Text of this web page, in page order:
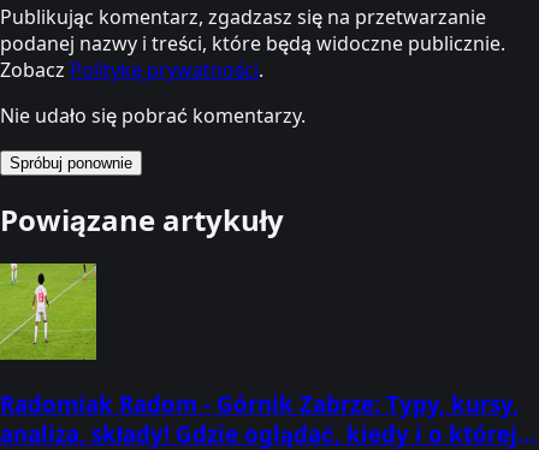
Publikując komentarz, zgadzasz się na przetwarzanie
podanej nazwy i treści, które będą widoczne publicznie.
Zobacz Politykę prywatności.
Nie udało się pobrać komentarzy.
Spróbuj ponownie
Powiązane artykuły
Radomiak Radom - Górnik Zabrze: Typy, kursy,
analiza, składy! Gdzie oglądać, kiedy i o której